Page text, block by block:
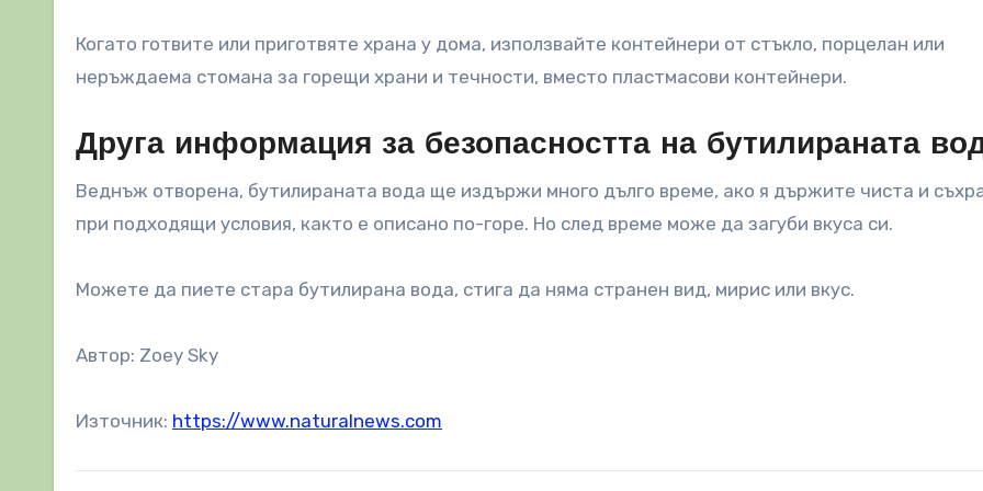
Когато готвите или приготвяте храна у дома, използвайте контейнери от стъкло, порцелан или
неръждаема стомана за горещи храни и течности, вместо пластмасови контейнери.
Друга информация за безопасността на бутилираната
Веднъж отворена, бутилираната вода ще издържи много дълго време, ако я държите чиста и
при подходящи условия, както е описано по-горе. Но след време може да загуби вкуса си.
Можете да пиете стара бутилирана вода, стига да няма странен вид, мирис или вкус.
Автор: Zoey Sky
Източник: https://www.naturalnews.com